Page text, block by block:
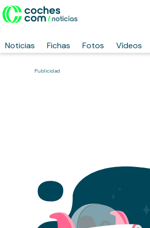
Noticias Fichas Fotos Vídeos
Publicidad